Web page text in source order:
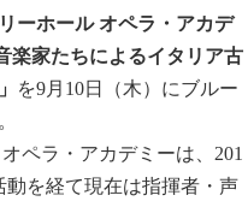
リーホール オペラ・アカデ
楽家たちによるイタリア古
を9月10日（木）にブルー
ペラ・アカデミーは、201
を経て現在は指揮者・声